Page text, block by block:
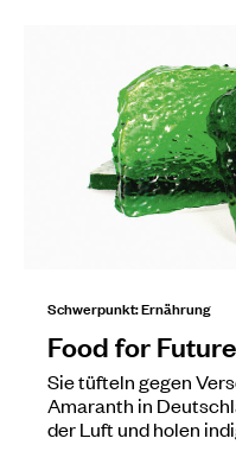
Schwerpunkt: Ernährung
Food for Future
Sie tüfteln gegen
Amaranth in
der Luft und holen